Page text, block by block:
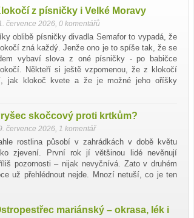
z písničky i Velké Moravy
července 2026 0 komentářů
oblibě písničky divadla Semafor to vypadá, že
zná každý. Jenže ono je to spíše tak, že se
vybaví slova z oné písničky - po babičce
Někteří si ještě vzpomenou, že z klokočí
jak klokoč kvete a že je možné jeho oříšky
skočcový proti krtkům?
července 2026 1 komentář
rostlina působí v zahrádkách v době květu
zjevení. První rok jí většinou lidé nevěnují
pozornosti – nijak nevyčnívá. Zato v druhém
už přehlédnout nejde. Mnozí netuší, co je ten
mariánský – okrasa, lék i